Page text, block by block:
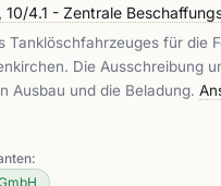
10/4.1 - Zentrale
Tanklöschfahrzeuges für die
Die Ausschreibung
Ausbau und die Beladung.